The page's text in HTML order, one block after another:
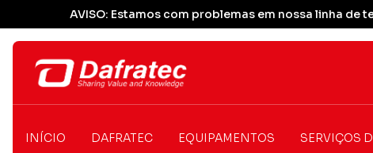
AVISO: Estamos com problemas em nossa linha
INÍCIO DAFRATEC EQUIPAMENTOS SERVIÇOS